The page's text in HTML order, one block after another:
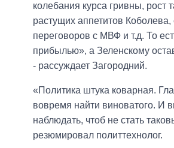
колебания курса гривны, рост
растущих аппетитов
переговоров с МВФ и т.д. То
прибылью», а Зеленскому
- рассуждает Загородний.
«Политика штука коварная.
вовремя найти виноватого. И
наблюдать, чтоб не стать
резюмировал политтехнолог.